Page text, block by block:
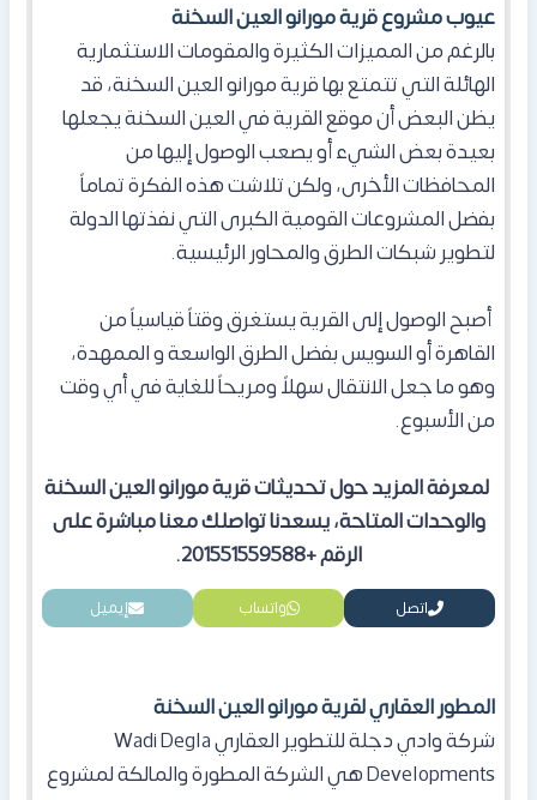
عيوب مشروع قرية مورانو العين السخنة
بالرغم من المميزات الكثيرة والمقومات الاستثمارية
الهائلة التي تتمتع بها قرية مورانو العين السخنة، قد
يظن البعض أن موقع القرية في العين السخنة يجعلها
بعيدة بعض الشيء أو يصعب الوصول إليها من
المحافظات الأخرى، ولكن تلاشت هذه الفكرة تماماً
بفضل المشروعات القومية الكبرى التي نفذتها الدولة
لتطوير شبكات الطرق والمحاور الرئيسية.
أصبح الوصول إلى القرية يستغرق وقتاً قياسياً من
القاهرة أو السويس بفضل الطرق الواسعة و الممهدة،
وهو ما جعل الانتقال سهلاً ومريحاً للغاية في أي وقت
من الأسبوع.
لمعرفة المزيد حول تحديثات قرية مورانو العين السخنة
والوحدات المتاحة، يسعدنا تواصلك معنا مباشرة على
الرقم +201551559588.
اتصل واتساب إيميل
المطور العقاري لقرية مورانو العين السخنة
شركة وادي دجلة للتطوير العقاري Wadi Degla
Developments هي الشركة المطورة والمالكة لمشروع